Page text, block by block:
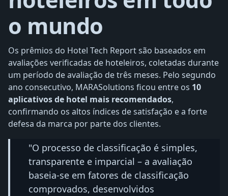
o mundo
Os prêmios do Hotel Tech Report são baseados em
avaliações verificadas de hoteleiros, coletadas durante
um período de avaliação de três meses. Pelo segundo
ano consecutivo, MARASolutions ficou entre os 10
aplicativos de hotel mais recomendados,
confirmando os altos índices de satisfação e a forte
defesa da marca por parte dos clientes.
"O processo de classificação é simples,
transparente e imparcial – a avaliação
baseia-se em fatores de classificação
comprovados, desenvolvidos